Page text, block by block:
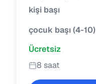
kişi başı
çocuk başı(4-10)
Ücretsiz
8 saat